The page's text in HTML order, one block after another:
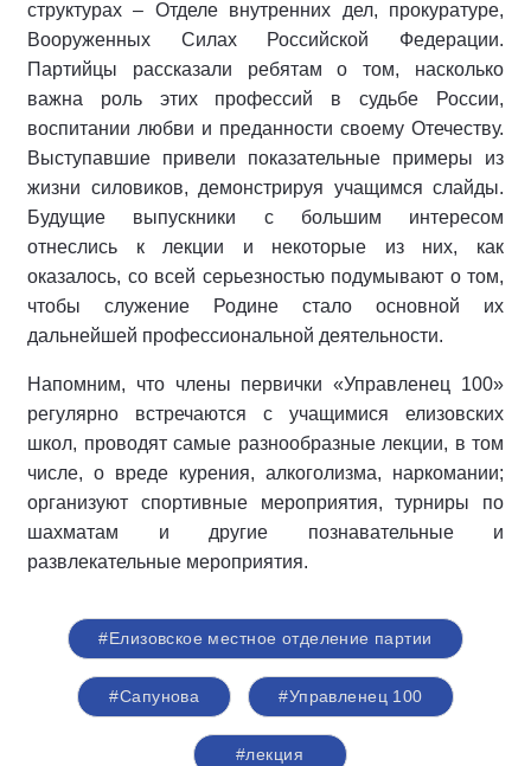
структурах – Отделе внутренних дел, прокуратуре,
Вооруженных Силах Российской Федерации.
Партийцы рассказали ребятам о том, насколько
важна роль этих профессий в судьбе России,
воспитании любви и преданности своему Отечеству.
Выступавшие привели показательные примеры из
жизни силовиков, демонстрируя учащимся слайды.
Будущие выпускники с большим интересом
отнеслись к лекции и некоторые из них, как
оказалось, со всей серьезностью подумывают о том,
чтобы служение Родине стало основной их
дальнейшей профессиональной деятельности.
Напомним, что члены первички «Управленец 100»
регулярно встречаются с учащимися елизовских
школ, проводят самые разнообразные лекции, в том
числе, о вреде курения, алкоголизма, наркомании;
организуют спортивные мероприятия, турниры по
шахматам и другие познавательные и
развлекательные мероприятия.
#Елизовское местное отделение партии
#Сапунова #Управленец 100
#лекция